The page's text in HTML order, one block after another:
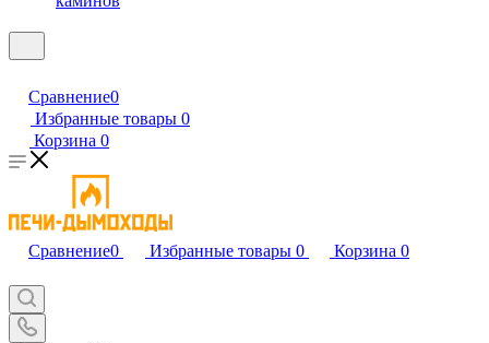
Сравнение0
Избранные товары 0
Корзина 0
Сравнение0 Избранные товары 0 Корзина 0